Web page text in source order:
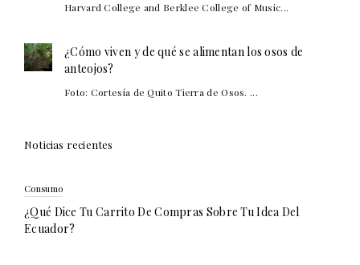
Harvard College and Berklee College of Music...
¿Cómo viven y de qué se alimentan los osos de
anteojos?
Foto: Cortesía de Quito Tierra de Osos. ...
Noticias recientes
Consumo
¿Qué Dice Tu Carrito De Compras Sobre Tu Idea Del
Ecuador?